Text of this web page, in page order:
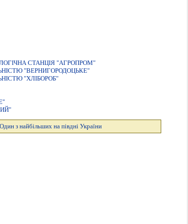
СТАНЦIЯ "АГРОПРОМ"
"ВЕРНИГОРОДОЦЬКЕ"
"ХЛIБОРОБ"
Один з найбільших на півдні України